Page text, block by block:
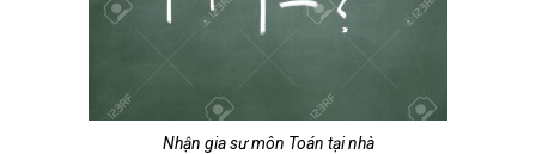
Nhận gia sư môn Toán tại nhà